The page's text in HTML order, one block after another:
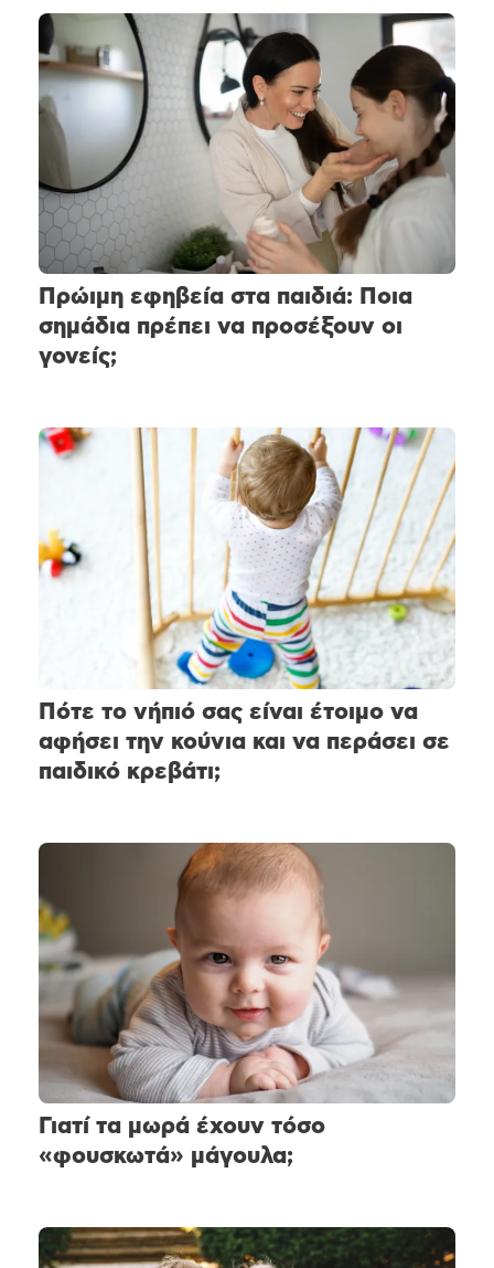
Πρώιμη εφηβεία στα παιδιά: Ποια
σημάδια πρέπει να προσέξουν οι
γονείς;
Πότε το νήπιό σας είναι έτοιμο να
αφήσει την κούνια και να περάσει σε
παιδικό κρεβάτι;
Γιατί τα μωρά έχουν τόσο
«φουσκωτά» μάγουλα;